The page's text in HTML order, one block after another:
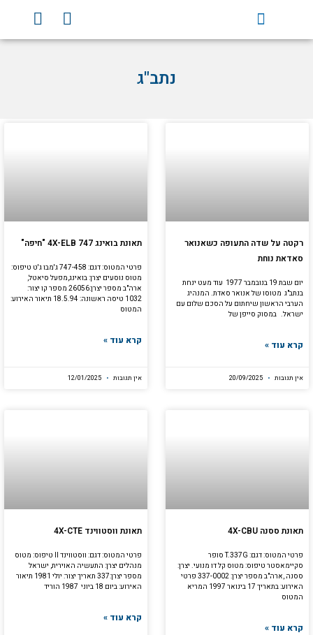
F
a
c
Y
o
u
נתב"ג
רקטה על שדה התעופה כשאנואר
סאדאת נוחת
יום שבת 19 בנובמבר 1977 עוד מעט ינחת
בנתב"ג מטוסו של אנואר סאדת. המנהיג
הערבי הראשון שיחתום על הסכם שלום עם
ישראל. במסוק סייפן של
קרא עוד »
אין תגובות
תאונת בואינג 4X-ELB 747 "חיפה"
פרטי המטוס: דגם: 747-458 ג'מבו ג'ט טיפוס:
מטוס נוסעים יצרן: בואינג,מפעל סיאטל,
ארה"ב מספר יצרן:26056 מספר קו יצור:
1032 טיסה ראשונה: 18.5.94 תיאור האירוע:
המטוס
קרא עוד »
אין תגובות
תאונת ססנה 4X-CBU
פרטי המטוס: דגם: T.337G סופר
סקיימאסטר טיפוס: מטוס קל דו מנועי. יצרן:
ססנה ,ארה"ב מספר יצרן: 337-0002 פרטי
האירוע: בתאריך 17 בינואר 1997 המריא
המטוס
קרא עוד »
תאונת ווסטווינד 4X-CTE
פרטי המטוס: דגם: ווסטווינד II טיפוס: מטוס
מנהלים יצרן: התעשיה האוירית, ישראל
מספר יצרן:337 תאריך יצור: יולי 1981 תיאור
האירוע: ביום 18 ביוני 1987 הוריד
קרא עוד »